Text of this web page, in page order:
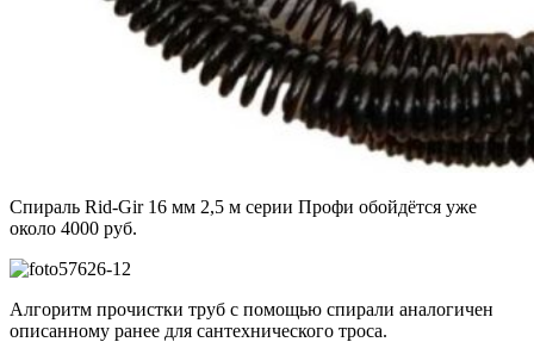
Спираль Rid-Gir 16 мм 2,5 м серии Профи обойдётся уже
около 4000 руб.
Алгоритм прочистки труб с помощью спирали аналогичен
описанному ранее для сантехнического троса.